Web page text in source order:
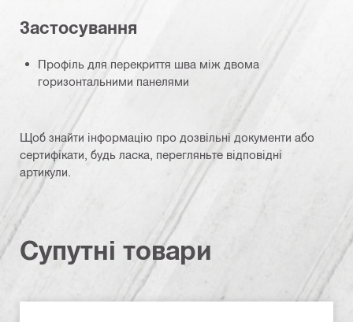
Застосування
Профіль для перекриття шва між двома
горизонтальними панелями
Щоб знайти інформацію про дозвільні документи або
сертифікати, будь ласка, перегляньте відповідні
артикули.
Супутні товари